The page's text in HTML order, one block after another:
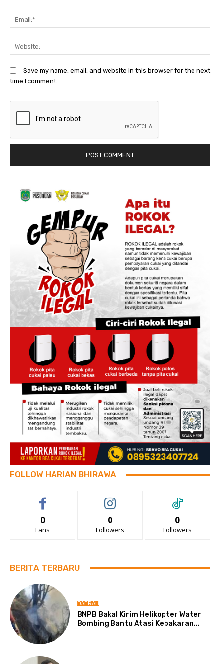
Save my name, email, and website in this browser for the next
time I comment.
FOLLOW HARIAN BHIRAWA
0
Fans
0
Followers
0
Followers
BERITA TERBARU
DAERAH
BNPB Bakal Kirim Helikopter Water
Bombing Bantu Atasi Kebakaran...